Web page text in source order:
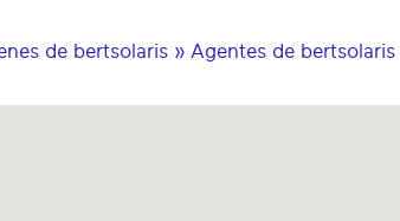
de bertsolaris » Agentes de bertsolaris